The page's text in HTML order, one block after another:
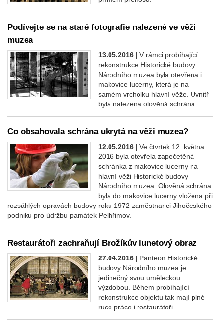
Podívejte se na staré fotografie nalezené ve věži
muzea
13.05.2016 | V rámci probíhající
rekonstrukce Historické budovy
Národního muzea byla otevřena i
makovice lucerny, která je na
samém vrcholku hlavní věže. Uvnitř
byla nalezena olověná schrána.
Co obsahovala schrána ukrytá na věži muzea?
12.05.2016 | Ve čtvrtek 12. května
2016 byla otevřela zapečetěná
schránka z makovice lucerny na
hlavní věži Historické budovy
Národního muzea. Olověná schrána
byla do makovice lucerny vložena při
rozsáhlých opravách budovy roku 1972 zaměstnanci Jihočeského
podniku pro údržbu památek Pelhřimov.
Restaurátoři zachraňují Brožíkův lunetový obraz
27.04.2016 | Panteon Historické
budovy Národního muzea je
jedinečný svou uměleckou
výzdobou. Během probíhající
rekonstrukce objektu tak mají plné
ruce práce i restaurátoři.